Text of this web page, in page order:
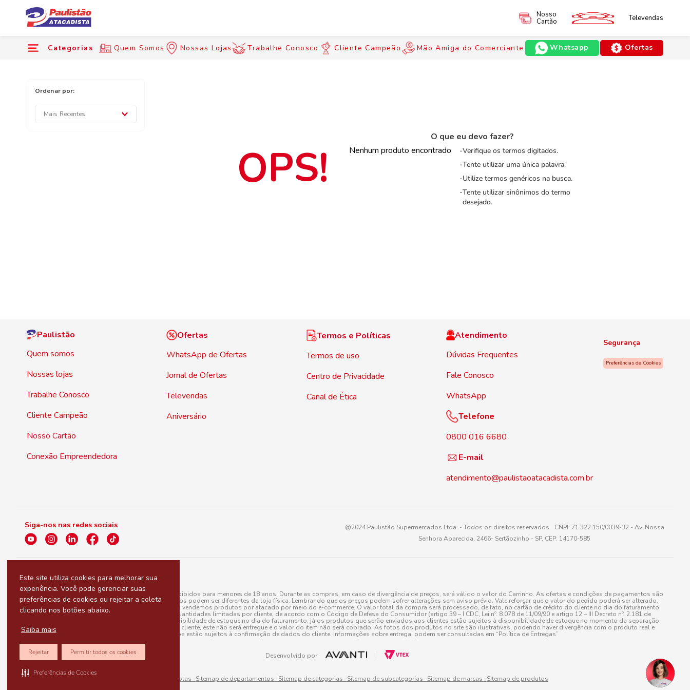
Este site utiliza cookies para melhorar sua
experiência. Você pode gerenciar suas
preferências de cookies ou rejeitar a coleta
clicando nos botões abaixo.
Saiba mais
Rejeitar Permitir todos os cookies
Preferências de Cookies
Nosso
Cartão Televendas
Categorias Quem Somos Nossas Lojas Trabalhe Conosco Cliente Campeão Mão Amiga do Comerciante Whatsapp Ofertas
Mais Recentes
Nenhum produto encontrado
O que eu devo fazer?
Verifique os termos digitados.
Tente utilizar uma única palavra.
Utilize termos genéricos na busca.
Tente utilizar sinônimos do termo
desejado.
Paulistão
Quem somos
Nossas lojas
Trabalhe Conosco
Cliente Campeão
Nosso Cartão
Conexão Empreendedora
Ofertas
WhatsApp de Ofertas
Jornal de Ofertas
Televendas
Aniversário
Termos e Políticas
Termos de uso
Centro de Privacidade
Canal de Ética
Atendimento
Dúvidas Frequentes
Fale Conosco
WhatsApp
Telefone
0800 016 6680
E-mail
atendimento@paulistaoatacadista.com.br
Segurança
Preferências de Cookies
Siga-nos nas redes sociais
@2024 Paulistão Supermercados Ltda. - Todos os direitos reservados. CNPJ: 71.322.150/0039-32 - Av. Nossa
Senhora Aparecida, 2466- Sertãozinho - SP, CEP: 14170-585
A venda e o consumo de bebidas alcoólicas são proibidos para menores de 18 anos. Durante as compras, em caso de divergência de preços, será válido o valor do Carrinho. As ofertas e condições de pagamentos são
válidas para a loja eletrônica, sendo que seus preços podem ser diferentes da loja física. Lembrando que os preços podem sofrer alterações sem aviso prévio. Vale reforçar que o valor do pedido poderá ser alterado,
para menos, por conta de produtos variáveis; e não vendemos produtos por atacado por meio do e-commerce. O valor total da compra será processado, de fato, no cartão de crédito do cliente no dia do faturamento
do pedido. Produtos em promoção possuem quantidades limitadas por cliente, de acordo com o Código de Defesa do Consumidor (artigo 39 – I CDC, Lei nº. 8.078 de 11/09/90 e artigo 12 – III Decreto nº. 2.181 de
20/03/97). A venda está diretamente ligada à disponibilidade de estoque no dia do faturamento, já os produtos que serão enviados aos clientes estão sujeitos à disponibilidade de estoque no momento da separação.
Caso algum produto venha a faltar no pedido do cliente, este não será entregue e o valor do item não será cobrado. As fotos dos produtos no site são ilustrativas, podendo haver divergência com o produto real e
todos os pedidos estão sujeitos à confirmação de dados do cliente. Informações sobre entrega, podem ser consultadas em “Política de Entregas”
Desenvolvido por
Sitemap de rotas -Sitemap de departamentos -Sitemap de categorias -Sitemap de subcategorias -Sitemap de marcas -Sitemap de produtos